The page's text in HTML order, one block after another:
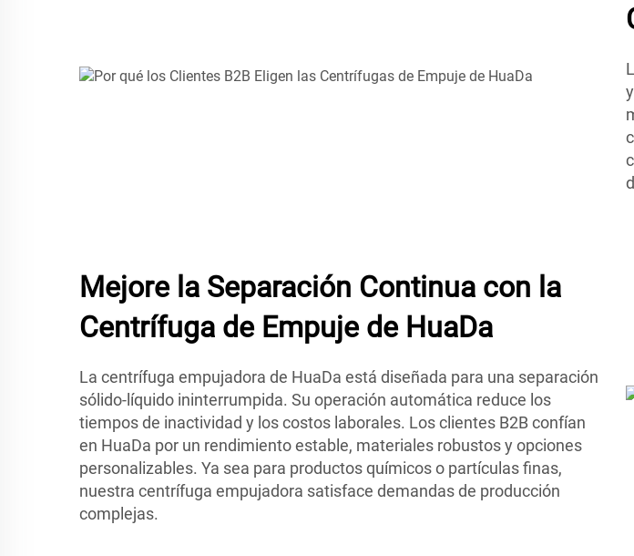
Mejore la Separación Continua con la
Centrífuga de Empuje de HuaDa
La centrífuga empujadora de HuaDa está diseñada para una separación
sólido-líquido ininterrumpida. Su operación automática reduce los
tiempos de inactividad y los costos laborales. Los clientes B2B confían
en HuaDa por un rendimiento estable, materiales robustos y opciones
personalizables. Ya sea para productos químicos o partículas finas,
nuestra centrífuga empujadora satisface demandas de producción
complejas.